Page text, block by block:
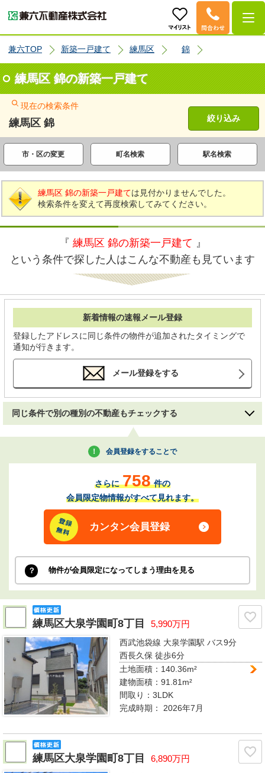
兼六TOP 新築一戸建て 練馬区 錦
練馬区 錦の新築一戸建て
現在の検索条件
練馬区 錦 絞り込み
市・区の変更 町名検索 駅名検索
練馬区 錦の新築一戸建ては見付かりませんでした。
検索条件を変えて再度検索してみてください。
『 練馬区 錦の新築一戸建て 』
という条件で探した人はこんな不動産も見ています
新着情報の速報メール登録
登録したアドレスに同じ条件の物件が追加されたタイミングで
通知が行きます。
メール登録をする
同じ条件で別の種別の不動産もチェックする
会員登録をすることで
さらに 758 件の
会員限定物情報がすべて見れます。
カンタン会員登録
物件が会員限定になってしまう理由を見る
練馬区大泉学園町8丁目 5,990万円
西武池袋線 大泉学園駅バス9分
西長久保 徒歩6分
土地面積：140.36m²
建物面積：91.81m²
間取り：3LDK
完成時期： 2026年7月
練馬区大泉学園町8丁目 6,890万円